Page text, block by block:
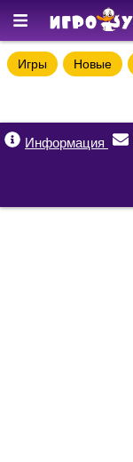
Игры Новые
Информация